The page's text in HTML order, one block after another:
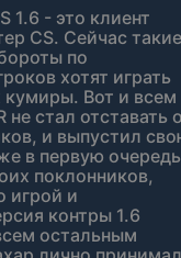
1.6 - это клиент
CS. Сейчас такие
по
хотят играть
кумиры. Вот и всем
стал отставать
и выпустил
в первую очередь
поклонников,
игрой и
контры 1.6
остальным